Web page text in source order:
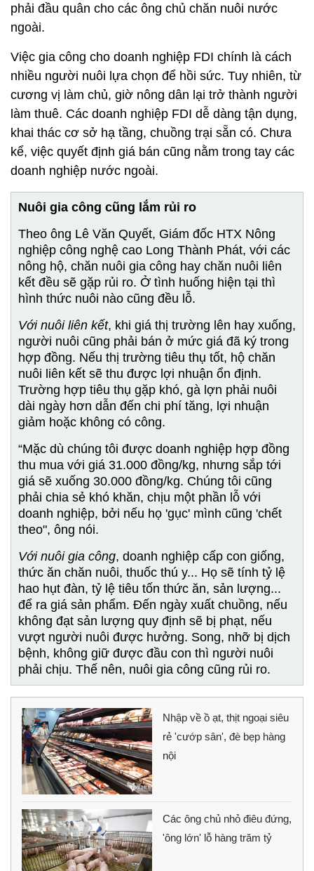
phải đầu quân cho các ông chủ chăn nuôi nước
ngoài.
Việc gia công cho doanh nghiệp FDI chính là cách
nhiều người nuôi lựa chọn để hồi sức. Tuy nhiên, từ
cương vị làm chủ, giờ nông dân lại trở thành người
làm thuê. Các doanh nghiệp FDI dễ dàng tận dụng,
khai thác cơ sở hạ tầng, chuồng trại sẵn có. Chưa
kể, việc quyết định giá bán cũng nằm trong tay các
doanh nghiệp nước ngoài.
Nuôi gia công cũng lắm rủi ro
Theo ông Lê Văn Quyết, Giám đốc HTX Nông
nghiệp công nghệ cao Long Thành Phát, với các
nông hộ, chăn nuôi gia công hay chăn nuôi liên
kết đều sẽ gặp rủi ro. Ở tình huống hiện tại thì
hình thức nuôi nào cũng đều lỗ.
Với nuôi liên kết, khi giá thị trường lên hay xuống,
người nuôi cũng phải bán ở mức giá đã ký trong
hợp đồng. Nếu thị trường tiêu thụ tốt, hộ chăn
nuôi liên kết sẽ thu được lợi nhuận ổn định.
Trường hợp tiêu thụ gặp khó, gà lợn phải nuôi
dài ngày hơn dẫn đến chi phí tăng, lợi nhuận
giảm hoặc không có công.
“Mặc dù chúng tôi được doanh nghiệp hợp đồng
thu mua với giá 31.000 đồng/kg, nhưng sắp tới
giá sẽ xuống 30.000 đồng/kg. Chúng tôi cũng
phải chia sẻ khó khăn, chịu một phần lỗ với
doanh nghiệp, bởi nếu họ 'gục' mình cũng 'chết
theo", ông nói.
Với nuôi gia công, doanh nghiệp cấp con giống,
thức ăn chăn nuôi, thuốc thú y... Họ sẽ tính tỷ lệ
hao hụt đàn, tỷ lệ tiêu tốn thức ăn, sản lượng...
để ra giá sản phẩm. Đến ngày xuất chuồng, nếu
không đạt sản lượng quy định sẽ bị phạt, nếu
vượt người nuôi được hưởng. Song, nhỡ bị dịch
bệnh, không giữ được đầu con thì người nuôi
phải chịu. Thế nên, nuôi gia công cũng rủi ro.
Nhập về ồ ạt, thịt ngoại siêu
rẻ 'cướp sân', đè bẹp hàng
nội
Các ông chủ nhỏ điêu đứng,
'ông lớn' lỗ hàng trăm tỷ